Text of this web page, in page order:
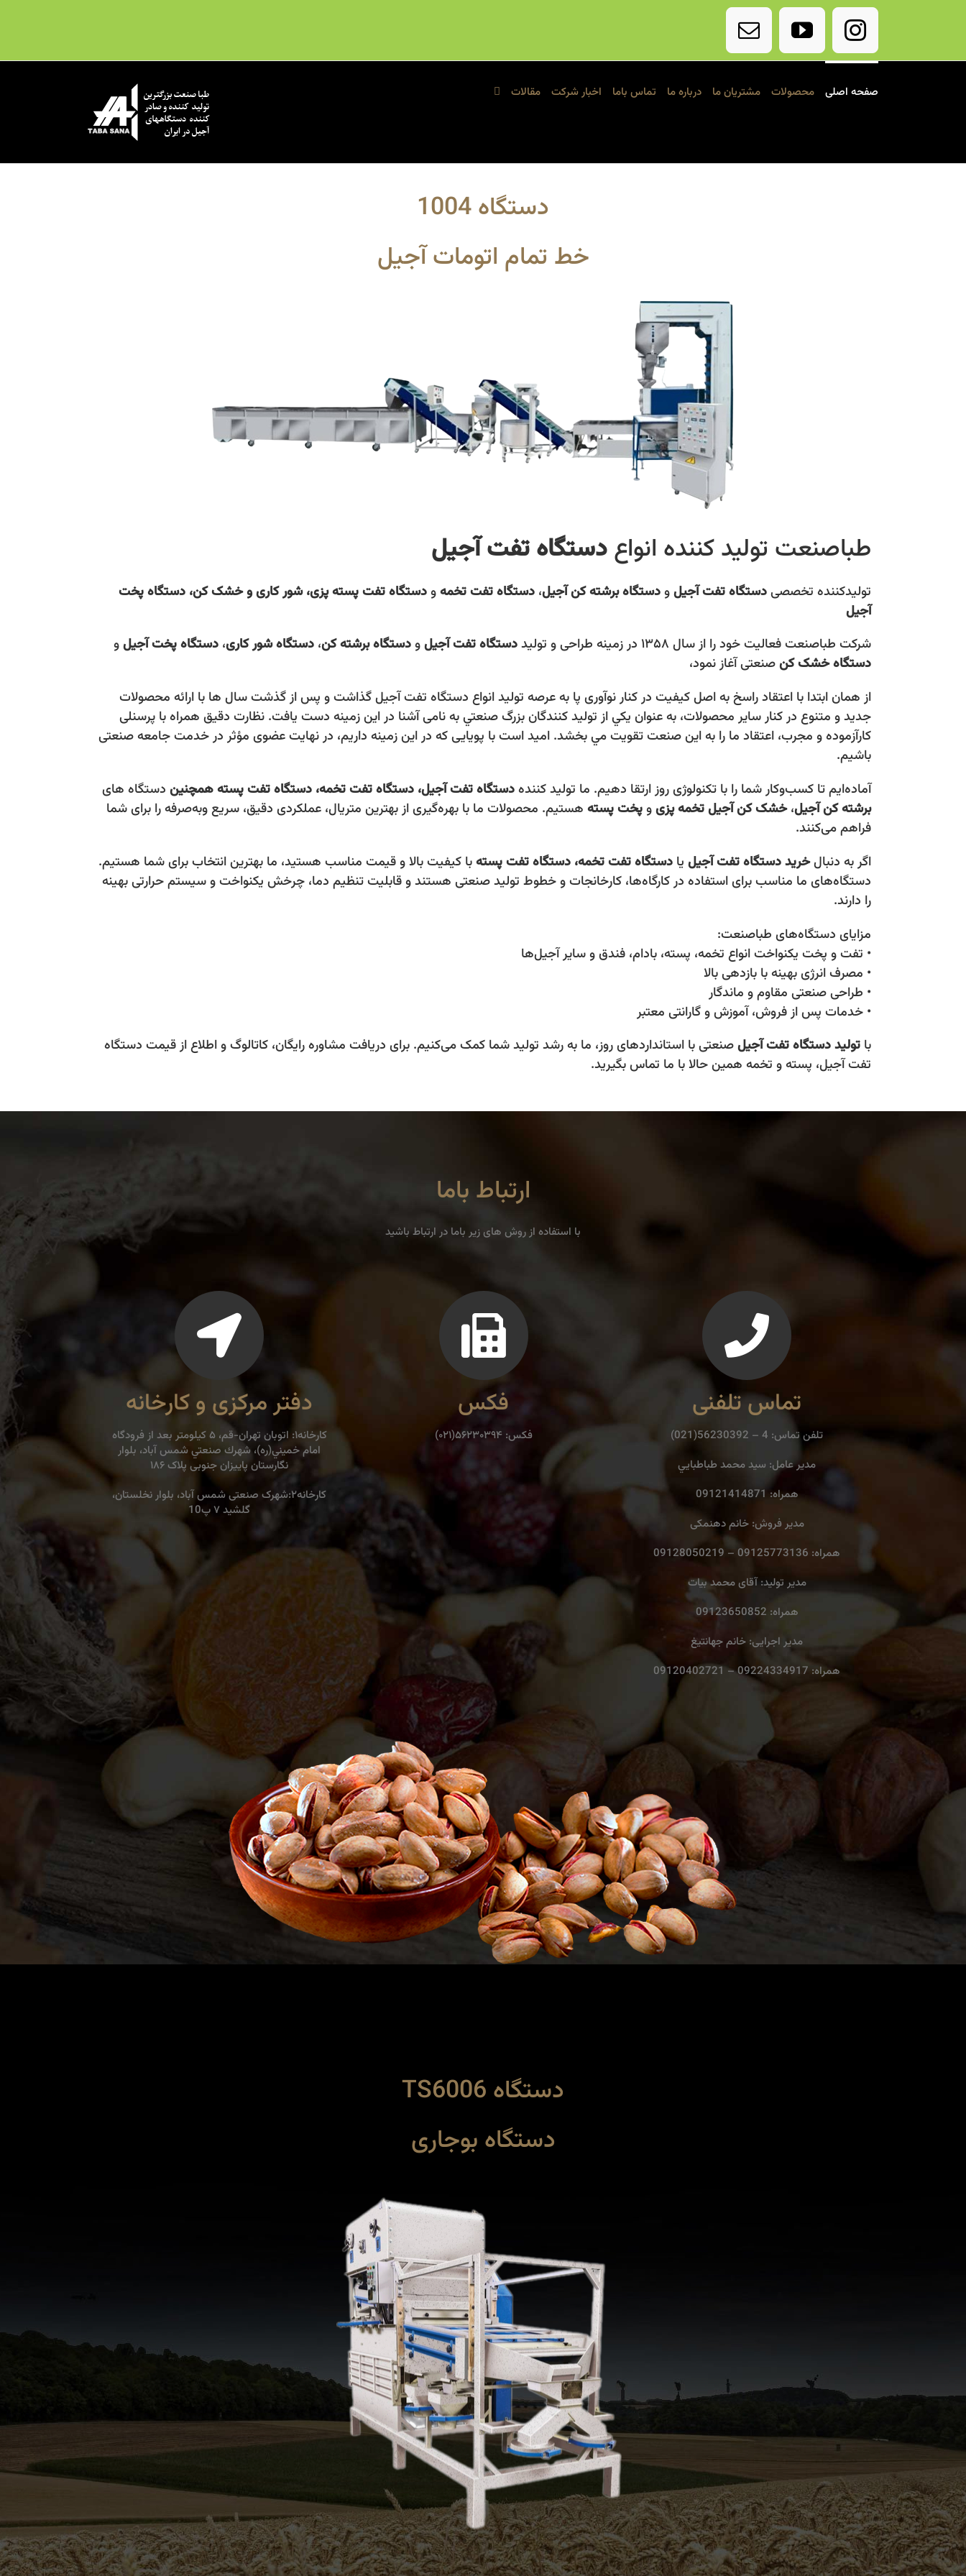
Instagram
YouTube
Email
صفحه اصلی محصولات مشتریان ما درباره ما تماس باما اخبار شرکت مقالات
دستگاه 1004
خط تمام اتومات آجیل
طباصنعت توليد کننده انواعدستگاه تفت آجيل
تولیدکننده تخصصیدستگاه تفت آجیلودستگاه برشته‌ کن آجیل، دستگاه تفت تخمهودستگاه تفت پسته پزی، شور کاری و خشک کن، دستگاه پخت
آجیل
شركت طباصنعت فعاليت خود را از سال ۱۳۵۸ در زمینه طراحی و تولید
دستگاه‌ تفت آجیلودستگاه برشته‌ کن، دستگاه شور کاری، دستگاه پخت آجیلو
دستگاه خشک کنصنعتی آغاز نمود،
از همان ابتدا با اعتقاد راسخ به اصل كيفيت در كنار نوآوری پا به عرصه توليد انواع دستگاه تفت آجيل گذاشت و پس از گذشت سال ها با ارائه محصولات
جديد و متنوع در كنار ساير محصولات، به عنوان يكي از توليد كنندگان بزرگ صنعتي به نامی آشنا در اين زمينه دست يافت. نظارت دقيق همراه با پرسنلی
كارآزموده و مجرب، اعتقاد ما را به اين صنعت تقويت مي بخشد. اميد است با پويايی كه در اين زمينه داريم، در نهايت عضوی مؤثر در خدمت جامعه صنعتی
باشيم.
آماده‌ایم تا کسب‌وکار شما را با تکنولوژی روز ارتقا دهیم. ما تولید کنندهدستگاه‌ تفت آجیل، دستگاه تفت تخمه، دستگاه تفت پسته همچنین دستگاه های
برشته کن آجیل،خشک کن آجیلتخمه پزیوپخت پسته هستیم. محصولات ما با بهره‌گیری از بهترین متریال، عملکردی دقیق، سریع وبه‌صرفه را برای شما
فراهم می‌کنند.
اگر به دنبالخرید دستگاه تفت آجیل یا دستگاه تفت تخمه، دستگاه تفت پستهبا کیفیت بالا و قیمت مناسب هستید، ما بهترین انتخاب برای شما هستیم.
دستگاه‌های ما مناسب برای استفاده در کارگاه‌ها، کارخانجات و خطوط تولید صنعتی هستند و قابلیت تنظیم دما، چرخش یکنواخت و سیستم حرارتی بهینه
را دارند.
مزایای دستگاه‌های طباصنعت:
• تفت و پخت یکنواخت انواع تخمه، پسته، بادام، فندق و سایر آجیل‌ها
• مصرف انرژی بهینه با بازدهی بالا
• طراحی صنعتی مقاوم و ماندگار
• خدمات پس از فروش، آموزش و گارانتی معتبر
با تولید دستگاه تفت آجیلصنعتی با استانداردهای روز، ما به رشد تولید شما کمک می‌کنیم. برای دریافت مشاوره رایگان، کاتالوگ و اطلاع از قیمت دستگاه
تفت آجیل، پسته و تخمه همین حالا با ما تماس بگیرید.
ارتباط باما
با استفاده از روش های زیر باما در ارتباط باشید
تماس تلفنی
تلفن تماس: 4 – 56230392(021)
مدير عامل: سيد محمد طباطبايي
همراه: 09121414871
مدیر فروش: خانم دهنمکی
همراه: 09125773136 – 09128050219
مدیر تولید: آقای محمد بیات
همراه: 09123650852
مدیر اجرایی: خانم جهانتیغ
همراه: 09224334917 – 09120402721
فکس
فكس: ۵۶۲۳۰۳۹۴(۰۲۱)
دفتر مرکزی و کارخانه
كارخانه۱: اتوبان تهران-قم، ۵ كيلومتر بعد از فرودگاه
امام خميني(ره)، شهرك صنعتي شمس آباد، بلوار
نگارستان پاییزان جنوبی پلاک ۱۸۶
کارخانه۲:شهرک صنعتی شمس آباد، بلوار نخلستان،
گلشید ۷ پ10
دستگاه TS6006
دستگاه بوجاری